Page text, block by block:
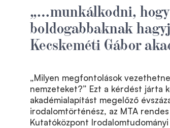
„…munkálkodni,
boldogabbaknak
Kecskeméti Gábor
„Milyen megfontolások
nemzeteket?” Ezt a kérdést járta
akadémialapítást megelőző
irodalomtörténész, az MTA
Kutatóközpont